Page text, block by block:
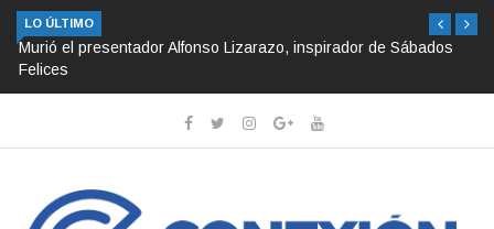
LO ÚLTIMO
Murió el presentador Alfonso Lizarazo, inspirador de Sábados
Felices